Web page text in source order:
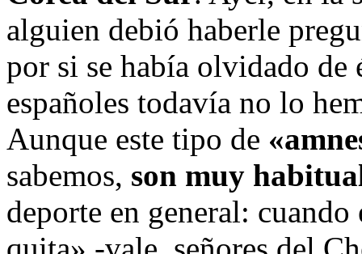
alguien debió haberle
por si se había olvidado
españoles todavía no lo
Aunque este tipo de
sabemos, son muy
deporte en general: